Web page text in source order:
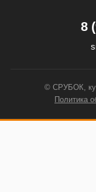
8
© СРУБОК,
Политика